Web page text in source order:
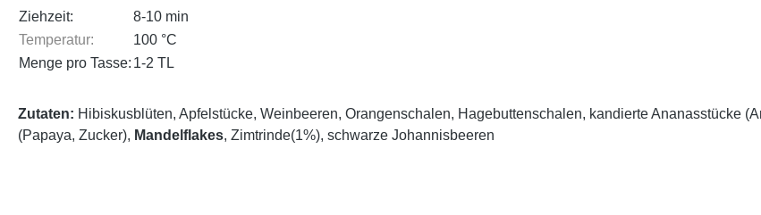
Ziehzeit:
8-10 min
Temperatur:
100 °C
Menge pro Tasse: 1-2 TL
Zutaten: Hibiskusblüten, Apfelstücke, Weinbeeren, Orangenschalen, Hagebuttenschalen, kandierte Ananasstücke
(Papaya, Zucker), Mandelflakes, Zimtrinde(1%), schwarze Johannisbeeren